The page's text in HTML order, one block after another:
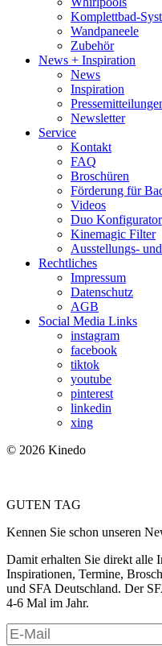
Komplettbad-
Wandpaneele
Zubehör
News + Inspiration
News
Inspiration
Newsletter
Service
Kontakt
FAQ
Broschüren
Förderung für
Videos
Duo Konfigurator
Kinemagic Filter
Ausstellungs-
Rechtliches
Impressum
Datenschutz
AGB
Social Media Links
instagram
facebook
tiktok
youtube
pinterest
linkedin
xing
© 2026 Kinedo
GUTEN TAG
Kennen Sie schon unseren
Damit erhalten Sie direkt alle
Inspirationen, Termine,
und SFA Deutschland. Der
4-6 Mal im Jahr.